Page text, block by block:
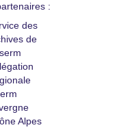
:
des
de
Alpes